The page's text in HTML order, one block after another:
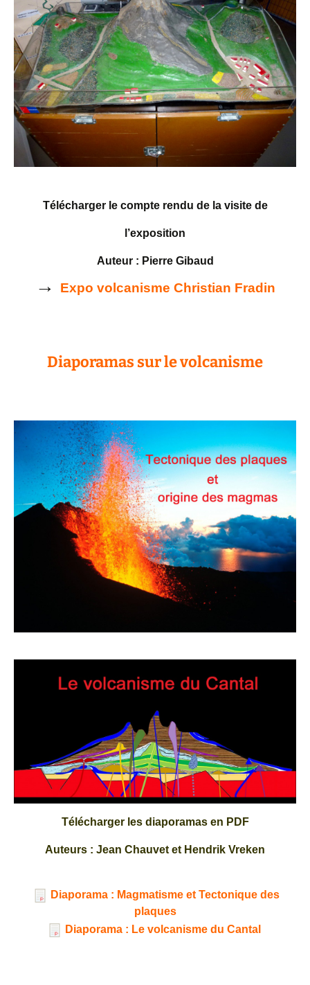
Télécharger le compte rendu de la visite de
l’exposition
Auteur : Pierre Gibaud
→ Expo volcanisme Christian Fradin
Diaporamas sur le volcanisme
Télécharger les diaporamas en PDF
Auteurs : Jean Chauvet et Hendrik Vreken
Diaporama : Magmatisme et Tectonique des
plaques
Diaporama : Le volcanisme du Cantal